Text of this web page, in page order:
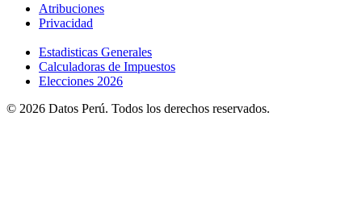
Atribuciones
Privacidad
Estadisticas Generales
Calculadoras de Impuestos
Elecciones 2026
© 2026 Datos Perú. Todos los derechos reservados.